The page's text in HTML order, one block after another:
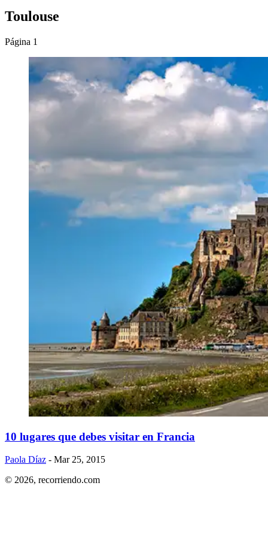
Toulouse
Página 1
10 lugares que debes visitar en Francia
Paola Díaz - Mar 25, 2015
© 2026, recorriendo.com